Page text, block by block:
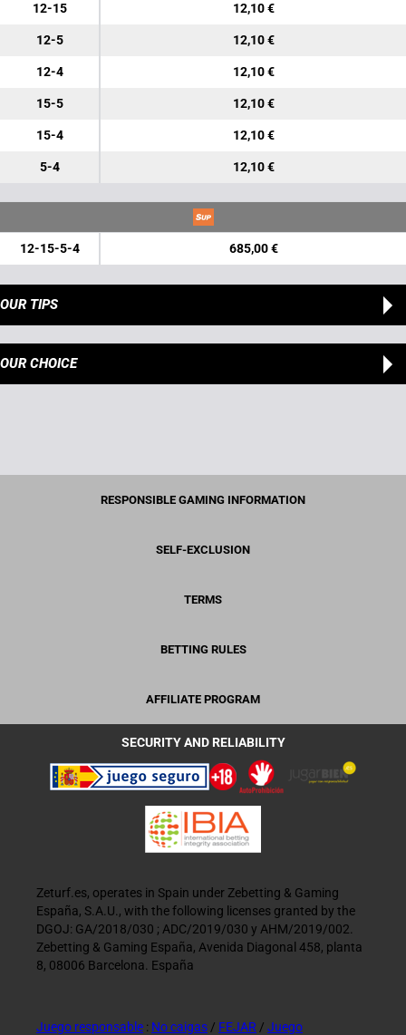
12-15 12,10 €
12-5 12,10 €
12-4 12,10 €
15-5 12,10 €
15-4 12,10 €
5-4 12,10 €
12-15-5-4 685,00 €
OUR TIPS
OUR CHOICE
RESPONSIBLE GAMING INFORMATION
SELF-EXCLUSION
TERMS
BETTING RULES
AFFILIATE PROGRAM
SECURITY AND RELIABILITY
Zeturf.es, operates in Spain under Zebetting & Gaming
España, S.A.U., with the following licenses granted by the
DGOJ: GA/2018/030 ; ADC/2019/030 y AHM/2019/002.
Zebetting & Gaming España, Avenida Diagonal 458, planta
8, 08006 Barcelona. España
Juego responsable : No caigas / FEJAR / Juego